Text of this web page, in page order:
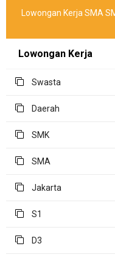
Lowongan Kerja SMA
Lowongan Kerja
Swasta
Daerah
SMK
SMA
Jakarta
S1
D3